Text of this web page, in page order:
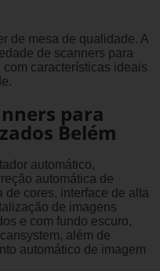
de mesa de qualidade. A
de scanners para
características ideais
para
Belém
automático,
automática de
de cores, interface de alta
de imagens
e com fundo escuro,
além de
automático de imagem